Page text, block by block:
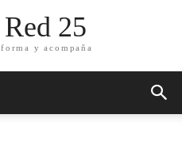
25
y acompaña